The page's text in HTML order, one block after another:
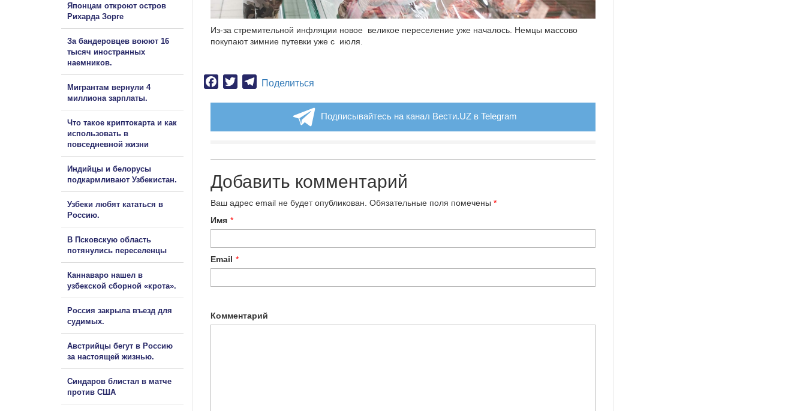
Из-за стремительной инфляции новое великое переселение уже началось. Немцы массово
покупают зимние путевки уже с июля.
Facebook
TwitterTelegram
Поделиться
Подписывайтесь на канал Вести.UZ в Telegram
Добавить комментарий
Ваш адрес email не будет опубликован. Обязательные поля помечены *
Имя *
Email *
Комментарий
Японцам откроют остров
Рихарда Зорге
За бандеровцев воюют 16
тысяч иностранных
наемников.
Мигрантам вернули 4
миллиона зарплаты.
Что такое криптокарта и как
использовать в
повседневной жизни
Индийцы и белорусы
подкармливают Узбекистан.
Узбеки любят кататься в
Россию.
В Псковскую область
потянулись переселенцы
Каннаваро нашел в
узбекской сборной «крота».
Россия закрыла въезд для
судимых.
Австрийцы бегут в Россию
за настоящей жизнью.
Синдаров блистал в матче
против США